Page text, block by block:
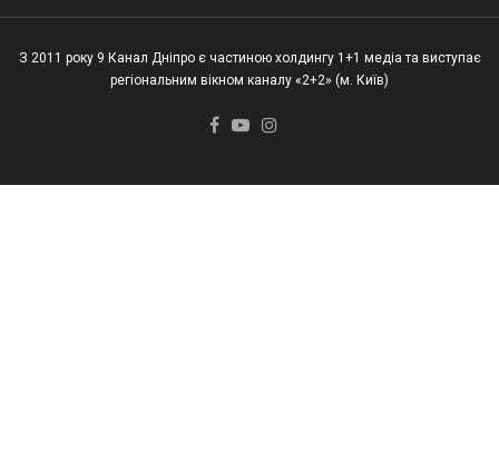
З 2011 року 9 Канал Дніпро є частиною холдингу 1+1 медіа та виступає
регіональним вікном каналу «2+2» (м. Київ)